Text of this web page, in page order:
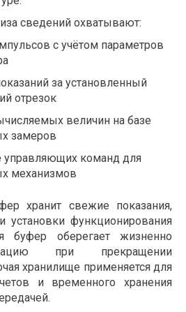
сведений охватывают:
с учётом параметров
за установленный
отрезок
величин на базе
замеров
команд для
механизмов
хранит свежие показания,
функционирования
буфер оберегает жизненно
при прекращении
хранилище применяется для
и временного хранения